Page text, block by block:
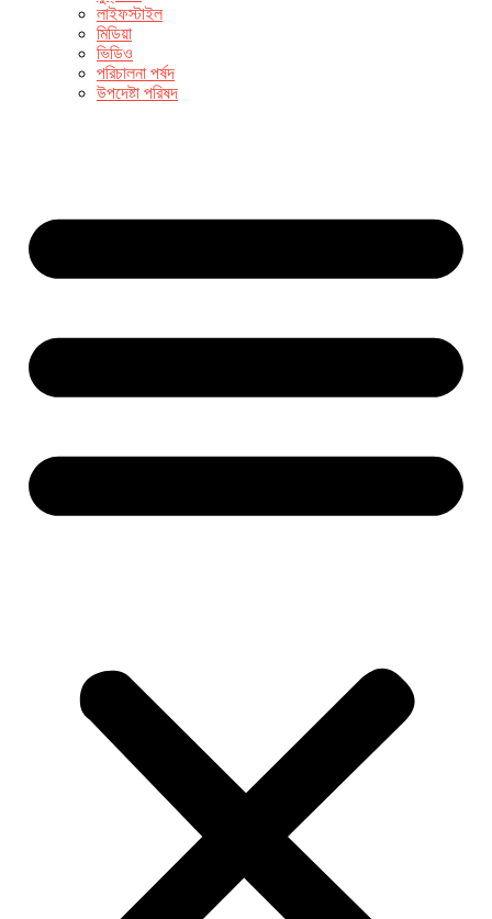
লাইফস্টাইল
মিডিয়া
ভিডিও
পরিচালনা পর্ষদ
উপদেষ্টা পরিষদ